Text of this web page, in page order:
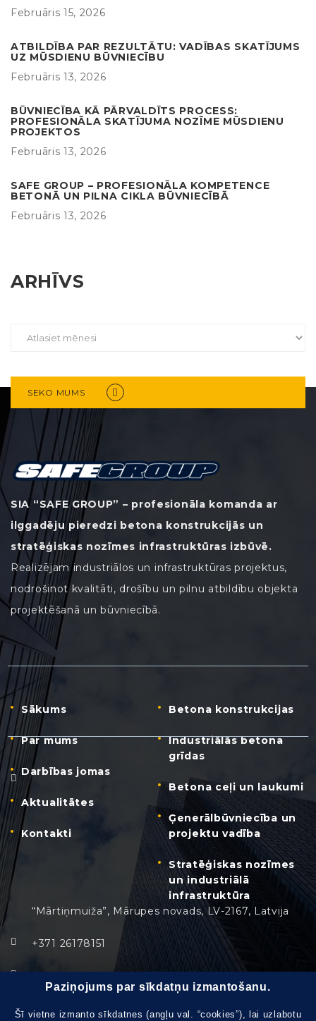
Februāris 15, 2026
ATBILDĪBA PAR REZULTĀTU: VADĪBAS SKATĪJUMS
UZ MŪSDIENU BŪVNIECĪBU
Februāris 13, 2026
BŪVNIECĪBA KĀ PĀRVALDĪTS PROCESS:
PROFESIONĀLA SKATĪJUMA NOZĪME MŪSDIENU
PROJEKTOS
Februāris 13, 2026
SAFE GROUP – PROFESIONĀLA KOMPETENCE
BETONĀ UN PILNA CIKLA BŪVNIECĪBĀ
Februāris 13, 2026
ARHĪVS
SEKO MUMS
SIA “SAFE GROUP” – profesionāla komanda ar
ilggadēju pieredzi betona konstrukcijās un
stratēģiskas nozīmes infrastruktūras izbūvē.
Realizējam industriālos un infrastruktūras projektus,
nodrošinot kvalitāti, drošību un pilnu atbildību objekta
projektēšanā un būvniecībā.
Sākums
Par mums
Darbības jomas
Aktualitātes
Kontakti
Betona konstrukcijas
Industriālās betona
grīdas
Betona ceļi un laukumi
Ģenerālbūvniecība un
projektu vadība
Stratēģiskas nozīmes
un industriālā
infrastruktūra
“Mārtiņmuiža”, Mārupes novads, LV-2167, Latvija
+371 26178151
info@safegroup.lv
Pirmdiena - Piektdiena: 8:30 – 17:30
Paziņojums par sīkdatņu izmantošanu.
Šī vietne izmanto sīkdatnes (angļu val. “cookies”), lai uzlabotu